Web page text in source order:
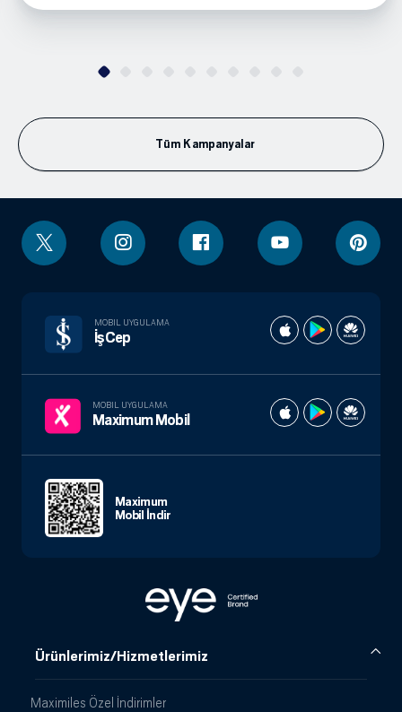
Tüm Kampanyalar
Ürünlerimiz/Hizmetlerimiz
Maximiles Özel İndirimler
MOBIL UYGULAMA
İşCep
MOBIL UYGULAMA
Maximum Mobil
Maximum
Mobil İndir